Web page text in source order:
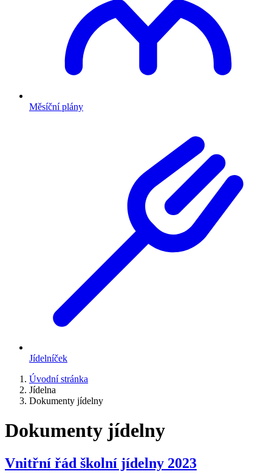
Měsíční plány
Jídelníček
Úvodní stránka
Jídelna
Dokumenty jídelny
Dokumenty jídelny
Vnitřní řád školní jídelny 2023